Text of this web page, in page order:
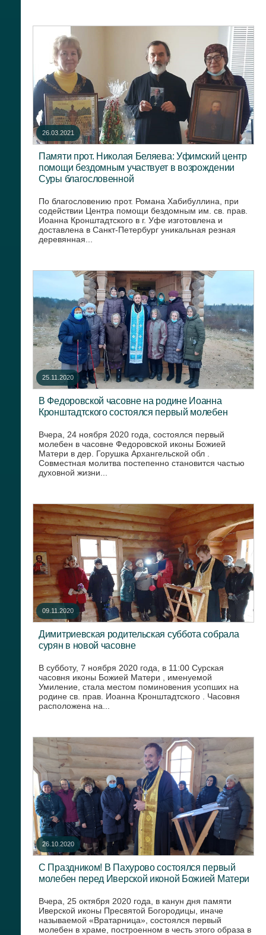
26.03.2021
Памяти прот. Николая Беляева: Уфимский центр
помощи бездомным участвует в возрождении
Суры благословенной
По благословению прот. Романа Хабибуллина, при
содействии Центра помощи бездомным им. св. прав.
Иоанна Кронштадтского в г. Уфе изготовлена и
доставлена в Санкт-Петербург уникальная резная
деревянная...
25.11.2020
В Федоровской часовне на родине Иоанна
Кронштадтского состоялся первый молебен
Вчера, 24 ноября 2020 года, состоялся первый
молебен в часовне Федоровской иконы Божией
Матери в дер. Горушка Архангельской обл .
Совместная молитва постепенно становится частью
духовной жизни...
09.11.2020
Димитриевская родительская суббота собрала
сурян в новой часовне
В субботу, 7 ноября 2020 года, в 11:00 Сурская
часовня иконы Божией Матери , именуемой
Умиление, стала местом поминовения усопших на
родине св. прав. Иоанна Кронштадтского . Часовня
расположена на...
26.10.2020
С Праздником! В Пахурово состоялся первый
молебен перед Иверской иконой Божией Матери
Вчера, 25 октября 2020 года, в канун дня памяти
Иверской иконы Пресвятой Богородицы, иначе
называемой «Вратарница», состоялся первый
молебен в храме, построенном в честь этого образа в